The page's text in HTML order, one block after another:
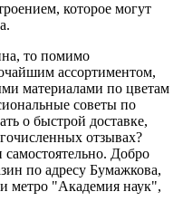
которое могут
то помимо
ассортиментом,
материалами по цветам
советы по
о быстрой доставке,
отзывах?
Добро
по адресу Бумажкова,
метро "Академия наук",